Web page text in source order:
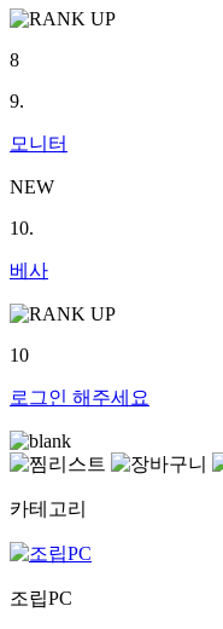
8
9.
모니터
NEW
10.
베사
10
로그인 해주세요
카테고리
조립PC